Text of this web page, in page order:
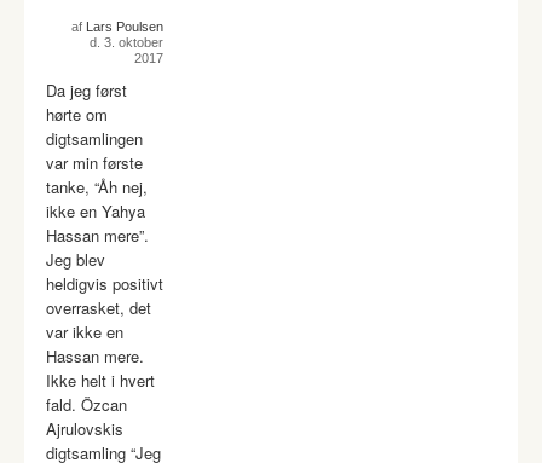
af Lars Poulsen
d. 3. oktober
2017
Da jeg først
hørte om
digtsamlingen
var min første
tanke, “Åh nej,
ikke en Yahya
Hassan mere”.
Jeg blev
heldigvis positivt
overrasket, det
var ikke en
Hassan mere.
Ikke helt i hvert
fald. Özcan
Ajrulovskis
digtsamling “Jeg